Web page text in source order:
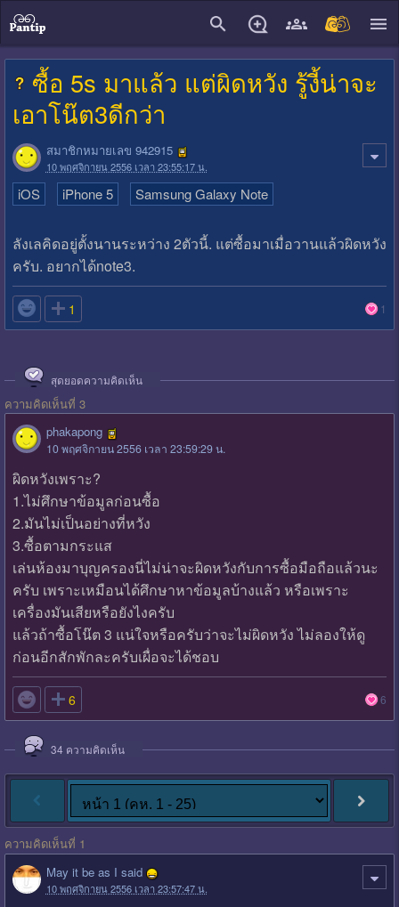
ซื้อ 5s มาแล้ว แต่ผิดหวัง รู้งี้น่าจะ
เอาโน๊ต3ดีกว่า
สมาชิกหมายเลข 942915
10 พฤศจิกายน 2556 เวลา 23:55:17 น.
iOS iPhone 5 Samsung Galaxy Note
ลังเลคิดอยู่ตั้งนานระหว่าง 2ตัวนี้. แต่ซื้อมาเมื่อวานแล้วผิดหวัง
ครับ. อยากได้note3.
 1 1
สุดยอดความคิดเห็น
ความคิดเห็นที่ 3
phakapong
10 พฤศจิกายน 2556 เวลา 23:59:29 น.
ผิดหวังเพราะ?
1.ไม่ศึกษาข้อมูลก่อนซื้อ
2.มันไม่เป็นอย่างที่หวัง
3.ซื้อตามกระแส
เล่นห้องมาบุญครองนี่ไม่น่าจะผิดหวังกับการซื้อมือถือแล้วนะ
ครับ เพราะเหมือนได้ศึกษาหาข้อมูลบ้างแล้ว หรือเพราะ
เครื่องมันเสียหรือยังไงครับ
แล้วถ้าซื้อโน๊ต 3 แน่ใจหรือครับว่าจะไม่ผิดหวัง ไม่ลองให้ดู
ก่อนอีกสักพักละครับเผื่อจะได้ชอบ
 6 6
34 ความคิดเห็น
ความคิดเห็นที่ 1
May it be as I said
10 พฤศจิกายน 2556 เวลา 23:57:47 น.
close